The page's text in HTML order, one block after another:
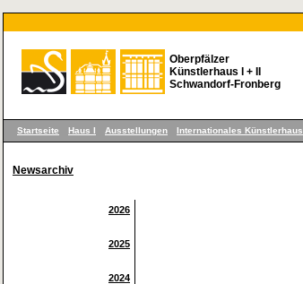
Oberpfälzer
Künstlerhaus I + II
Schwandorf-Fronberg
Startseite Haus I Ausstellungen Internationales Künstlerhaus
Newsarchiv
2026
2025
2024